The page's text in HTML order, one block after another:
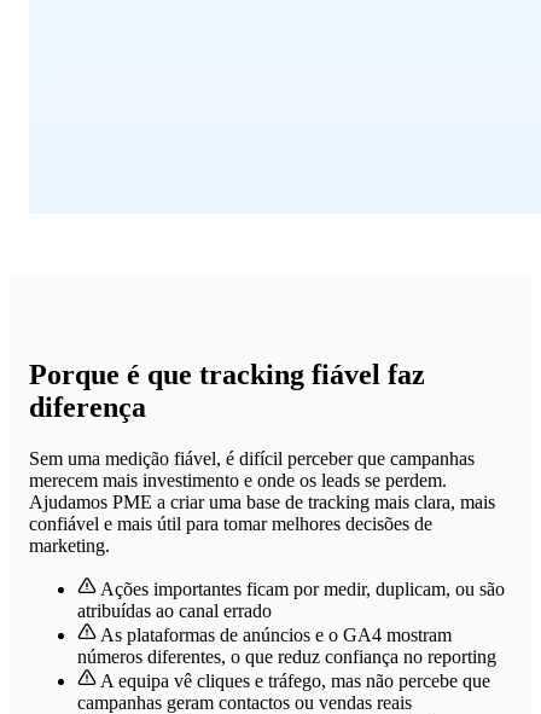
Porque é que tracking fiável faz
diferença
Sem uma medição fiável, é difícil perceber que campanhas
merecem mais investimento e onde os leads se perdem.
Ajudamos PME a criar uma base de tracking mais clara, mais
confiável e mais útil para tomar melhores decisões de
marketing.
Ações importantes ficam por medir, duplicam, ou são
atribuídas ao canal errado
As plataformas de anúncios e o GA4 mostram
números diferentes, o que reduz confiança no reporting
A equipa vê cliques e tráfego, mas não percebe que
campanhas geram contactos ou vendas reais